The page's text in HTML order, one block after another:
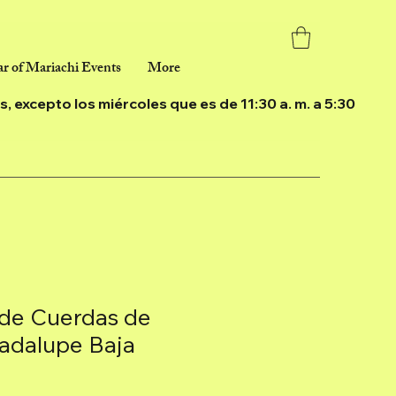
of Mariachi Events More
excepto los miércoles que es de 11:30 a. m. a 5:30
Cuerdas de
Baja